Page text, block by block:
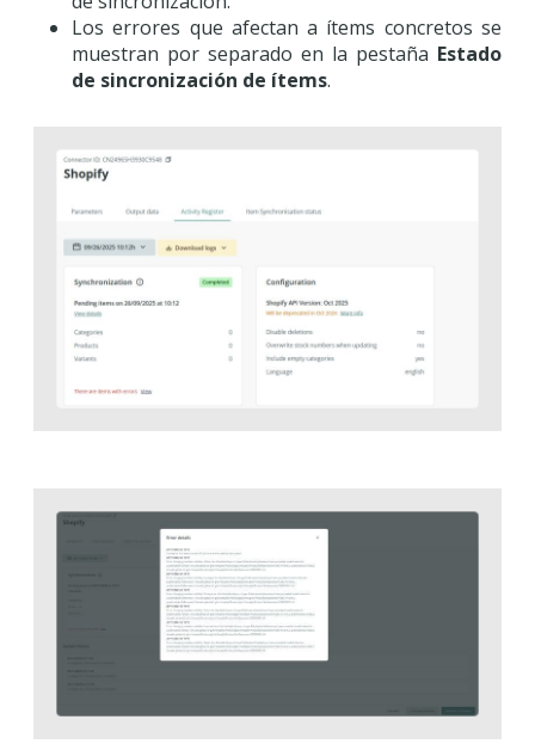
Los errores que afectan a ítems concretos se
muestran por separado en la pestaña Estado
de sincronización de ítems.